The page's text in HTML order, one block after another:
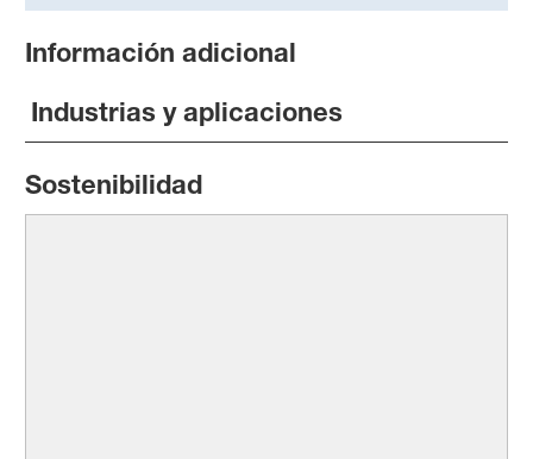
Información adicional
Industrias y aplicaciones
Sostenibilidad